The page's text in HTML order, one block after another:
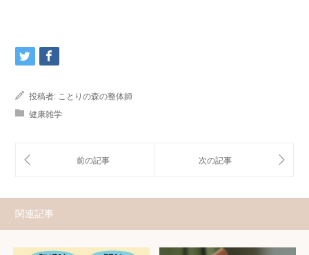
投稿者: ことりの森の整体師
健康雑学
関連記事